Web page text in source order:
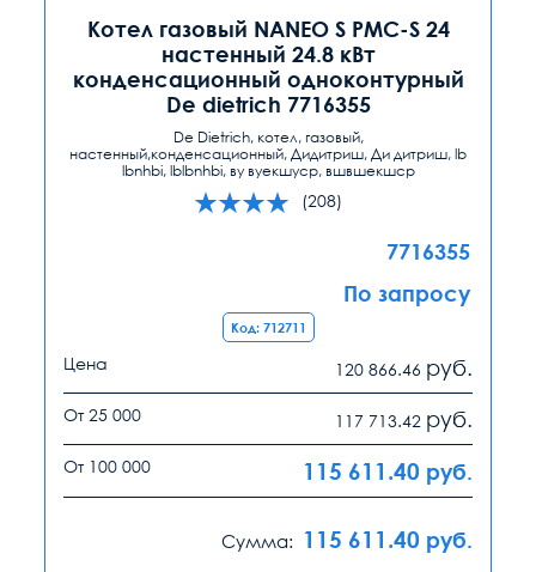
Котел газовый NANEO S PMC-S 24
настенный 24.8 кВт
конденсационный одноконтурный
De dietrich 7716355
De Dietrich, котел, газовый,
настенный,конденсационный, Дидитриш, Ди дитриш, lb
lbnhbi, lblbnhbi, ву вуекшуср, вшвшекшср
(208)
7716355
По запросу
Код: 712711
Цена 120 866.46 руб.
От 25 000 117 713.42 руб.
От 100 000 115 611.40 руб.
Сумма: 115 611.40 руб.